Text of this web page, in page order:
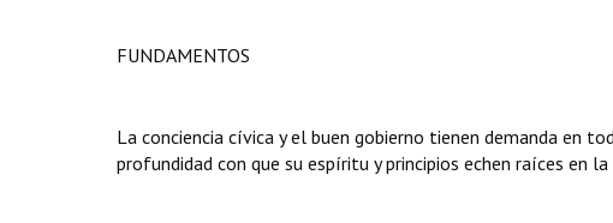
FUNDAMENTOS
La conciencia cívica y el buen gobierno tienen demanda en
profundidad con que su espíritu y principios echen raíces en